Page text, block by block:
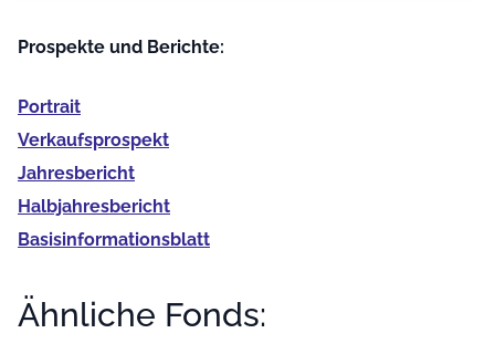
Prospekte und Berichte:
Portrait
Verkaufs­prospekt
Jahres­bericht
Halb­jahres­bericht
Basis­informationsblatt
Ähnliche Fonds: